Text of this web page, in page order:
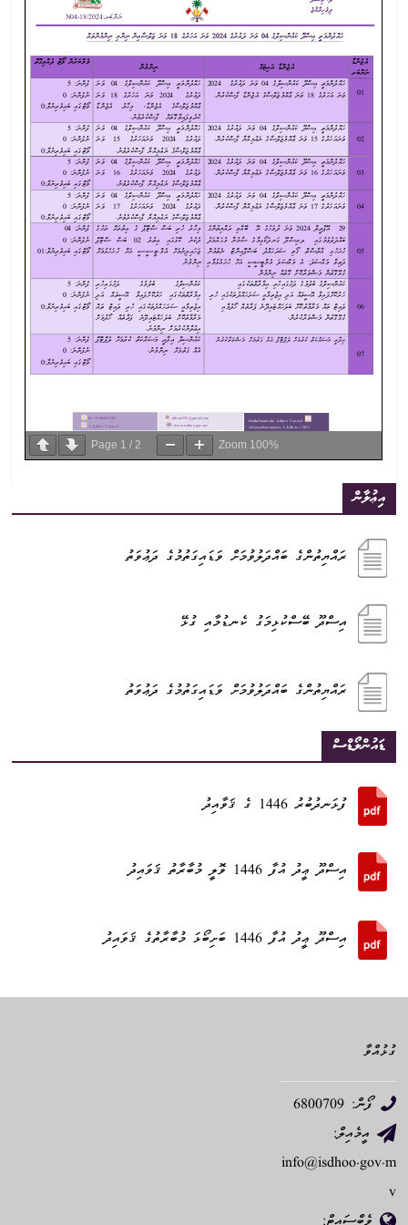
Page 1 / 2 Zoom 100%
އިޢުލާން
ރައްޔިތުންގެ ބައްދަލުވުމަށް ވަޑައިގަތުމުގެ ދަޢުވަތު
އިސްދޫ ބޭސްކުޅިމަގު ކެނޑުމާއި ގުޅޭ
ރައްޔިތުންގެ ބައްދަލުވުމަށް ވަޑައިގަތުމުގެ ދަޢުވަތު
ޑައުންލޯޑްސް
ފުޅަނދުބުރު 1446 ގެ ޤަވާއިދު
އިސްދޫ ޢީދު އުފާ 1446 ވޮލީ މުބާރާތު ޤަވައިދު
އިސްދޫ ޢީދު އުފާ 1446 ބަށިބޯޅަ މުބާރާތުގެ ޤަވައިދު
ގުޅުއްވާ
ފޯން: 6800709
އީމެއިލް:
info@isdhoo.gov.m
v